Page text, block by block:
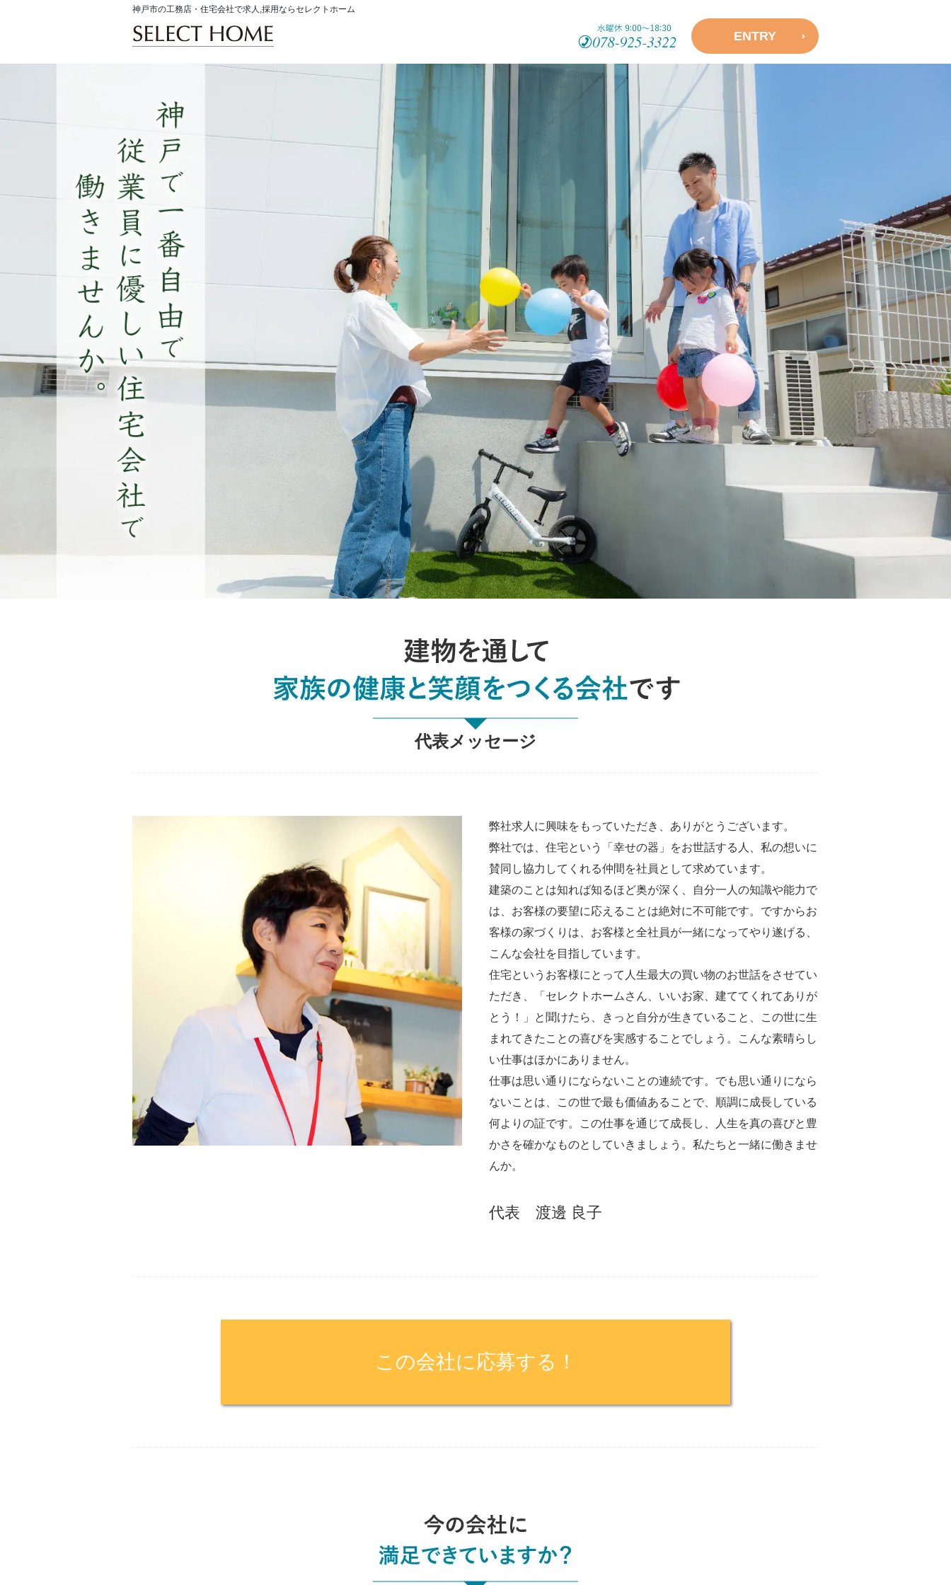
神戸市の工務店・住宅会社で求人,採用ならセレクトホーム
ENTRY
代表メッセージ
弊社求人に興味をもっていただき、ありがとうございます。
弊社では、住宅という「幸せの器」をお世話する人、私の想いに
賛同し協力してくれる仲間を社員として求めています。
建築のことは知れば知るほど奥が深く、自分一人の知識や能力で
は、お客様の要望に応えることは絶対に不可能です。ですからお
客様の家づくりは、お客様と全社員が一緒になってやり遂げる、
こんな会社を目指しています。
住宅というお客様にとって人生最大の買い物のお世話をさせてい
ただき、「セレクトホームさん、いいお家、建ててくれてありが
とう！」と聞けたら、きっと自分が生きていること、この世に生
まれてきたことの喜びを実感することでしょう。こんな素晴らし
い仕事はほかにありません。
仕事は思い通りにならないことの連続です。でも思い通りになら
ないことは、この世で最も価値あることで、順調に成長している
何よりの証です。この仕事を通じて成長し、人生を真の喜びと豊
かさを確かなものとしていきましょう。私たちと一緒に働きませ
んか。
代表 渡邊 良子
この会社に応募する！